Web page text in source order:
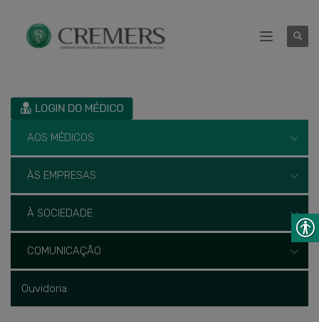
AOS MÉDICOS
ÀS EMPRESAS
À SOCIEDADE
COMUNICAÇÃO
Ouvidoria